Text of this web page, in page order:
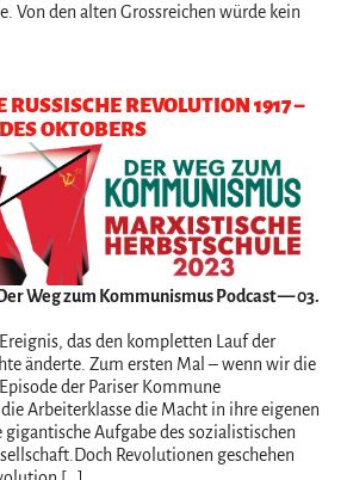
Von den alten Grossreichen würde kein
REVOLUTION 1917 –
OKTOBERS
Weg zum Kommunismus Podcast — 03.
das den kompletten Lauf der
änderte. Zum ersten Mal – wenn wir die
der Pariser Kommune
Arbeiterklasse die Macht in ihre eigenen
gigantische Aufgabe des sozialistischen
Revolutionen geschehen